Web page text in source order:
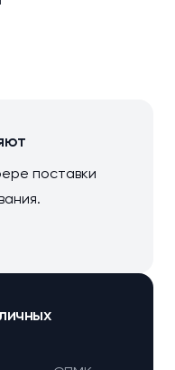
поставки